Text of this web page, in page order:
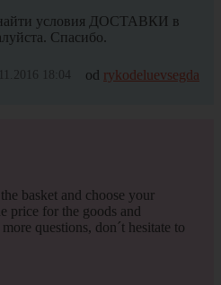
найти условия ДОСТАВКИ в
Спасибо.
18:04 od rykodeluevsegda
basket and choose your
price for the goods and
questions, don´t hesitate to